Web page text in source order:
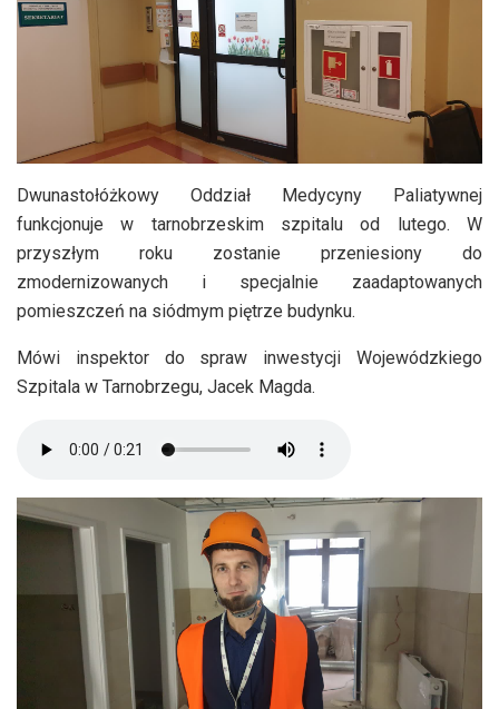
Dwunastołóżkowy Oddział Medycyny Paliatywnej
funkcjonuje w tarnobrzeskim szpitalu od lutego. W
przyszłym roku zostanie przeniesiony do
zmodernizowanych i specjalnie zaadaptowanych
pomieszczeń na siódmym piętrze budynku.
Mówi inspektor do spraw inwestycji Wojewódzkiego
Szpitala w Tarnobrzegu, Jacek Magda.